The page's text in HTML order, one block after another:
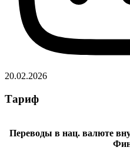
20.02.2026
Тариф
Переводы в нац. валюте